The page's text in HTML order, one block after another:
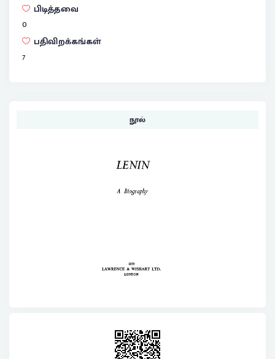
பிடித்தவை
0
பதிவிறக்கங்கள்
7
நூல்